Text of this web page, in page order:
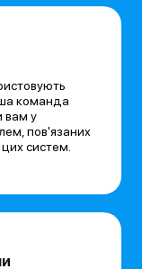
команда
вам у
пов'язаних
систем.